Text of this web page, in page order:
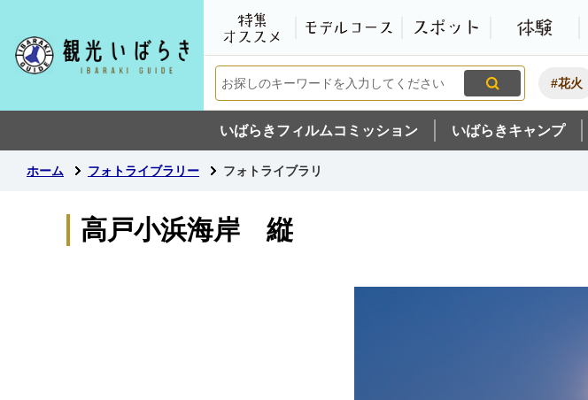
特集・オススメ
#花火
いばらきフィルムコミッション いばらきキャンプ
ホーム フォトライブラリー フォトライブラリ
高戸小浜海岸 縦